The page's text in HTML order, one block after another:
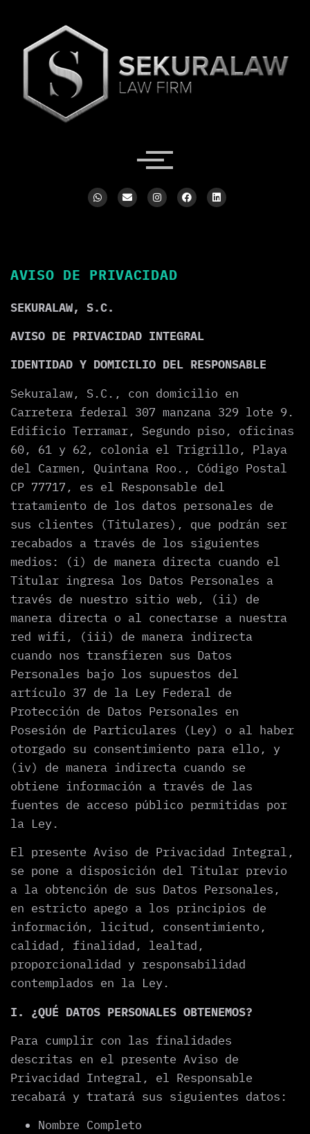
AVISO DE PRIVACIDAD
SEKURALAW, S.C.
AVISO DE PRIVACIDAD INTEGRAL
IDENTIDAD Y DOMICILIO DEL RESPONSABLE
Sekuralaw, S.C., con domicilio en
Carretera federal 307 manzana 329 lote 9.
Edificio Terramar, Segundo piso, oficinas
60, 61 y 62, colonia el Trigrillo, Playa
del Carmen, Quintana Roo., Código Postal
CP 77717, es el Responsable del
tratamiento de los datos personales de
sus clientes (Titulares), que podrán ser
recabados a través de los siguientes
medios: (i) de manera directa cuando el
Titular ingresa los Datos Personales a
través de nuestro sitio web, (ii) de
manera directa o al conectarse a nuestra
red wifi, (iii) de manera indirecta
cuando nos transfieren sus Datos
Personales bajo los supuestos del
artículo 37 de la Ley Federal de
Protección de Datos Personales en
Posesión de Particulares (Ley) o al haber
otorgado su consentimiento para ello, y
(iv) de manera indirecta cuando se
obtiene información a través de las
fuentes de acceso público permitidas por
la Ley.
El presente Aviso de Privacidad Integral,
se pone a disposición del Titular previo
a la obtención de sus Datos Personales,
en estricto apego a los principios de
información, licitud, consentimiento,
calidad, finalidad, lealtad,
proporcionalidad y responsabilidad
contemplados en la Ley.
I. ¿QUÉ DATOS PERSONALES OBTENEMOS?
Para cumplir con las finalidades
descritas en el presente Aviso de
Privacidad Integral, el Responsable
recabará y tratará sus siguientes datos:
Nombre Completo